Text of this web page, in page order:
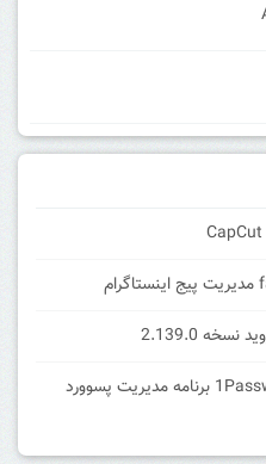
دانلود 1Password Manager Full v7.7 برنامه مدیریت پسوورد